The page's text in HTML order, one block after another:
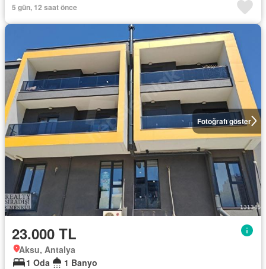
5 gün, 12 saat önce
Fotoğrafı göster
23.000 TL
Aksu, Antalya
1 Oda
1 Banyo